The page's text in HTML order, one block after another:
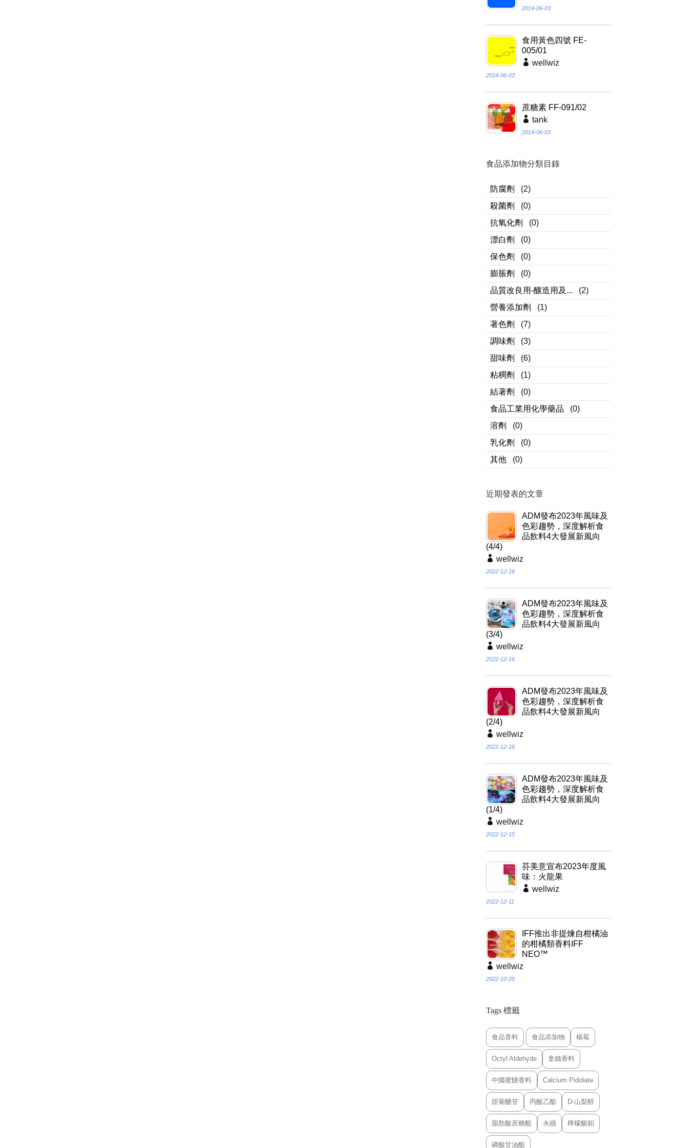
2014-06-03
食用黃色四號 FE-
005/01
wellwiz
2014-06-03
蔗糖素 FF-091/02
tank
2014-06-03
食品添加物分類目錄
防腐劑
(2)
殺菌劑
(0)
抗氧化劑
(0)
漂白劑
(0)
保色劑
(0)
膨脹劑
(0)
品質改良用-釀造用及...
(2)
營養添加劑
(1)
著色劑
(7)
調味劑
(3)
甜味劑
(6)
粘稠劑
(1)
結著劑
(0)
食品工業用化學藥品
(0)
溶劑
(0)
乳化劑
(0)
其他
(0)
近期發表的文章
ADM發布2023年風味及
色彩趨勢，深度解析食
品飲料4大發展新風向
(4/4)
wellwiz
2022-12-16
ADM發布2023年風味及
色彩趨勢，深度解析食
品飲料4大發展新風向
(3/4)
wellwiz
2022-12-16
ADM發布2023年風味及
色彩趨勢，深度解析食
品飲料4大發展新風向
(2/4)
wellwiz
2022-12-16
ADM發布2023年風味及
色彩趨勢，深度解析食
品飲料4大發展新風向
(1/4)
wellwiz
2022-12-15
芬美意宣布2023年度風
味：火龍果
wellwiz
2022-12-11
IFF推出非提煉自柑橘油
的柑橘類香料IFF
NEO™
wellwiz
2022-10-25
Tags 標籤
食品香料 食品添加物 楊莓
Octyl Aldehyde 拿鐵香料
中國蜜餞香料 Calcium Pidolate
甜菊醣苷 丙酸乙酯 D-山梨醇
脂肪酸蔗糖酯 永續 檸檬酸鉬
磷酸甘油酯